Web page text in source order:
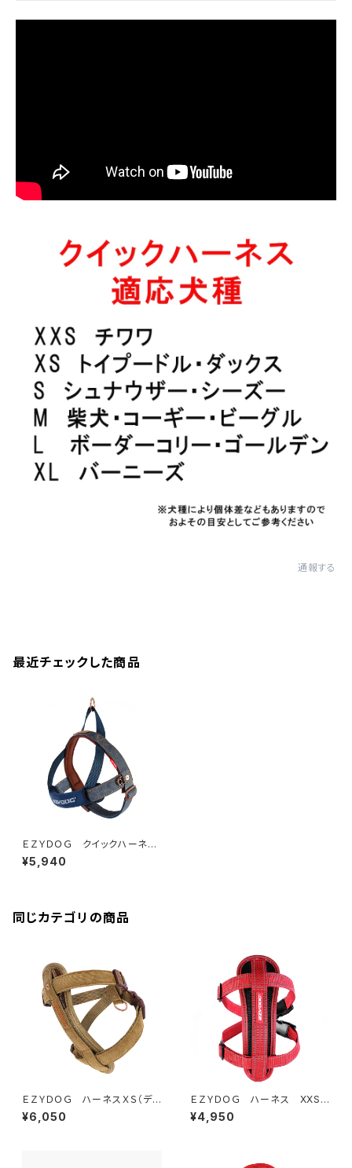
通報する
最近チェックした商品
ＥＺＹＤＯＧ クイックハーネス
ＸＸＳ（デニム＆コーデュロイ）
¥5,940
同じカテゴリの商品
ＥＺＹＤＯＧ ハーネスＸＳ（デニ
ム＆コーデュロイ）
¥6,050
ＥＺＹＤＯＧ ハーネス XXS
(全6色)
¥4,950